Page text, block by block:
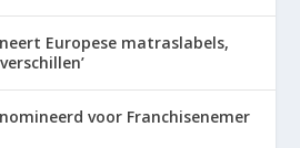
Europese matraslabels,
voor Franchisenemer